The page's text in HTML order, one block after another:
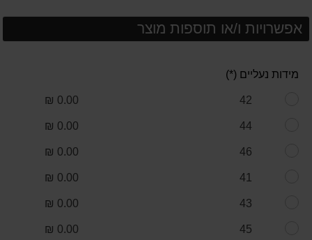
אפשרויות ו/או תוספות מוצר
מידות נעליים (*)
42
0.00 ₪
44
0.00 ₪
46
0.00 ₪
41
0.00 ₪
43
0.00 ₪
45
0.00 ₪